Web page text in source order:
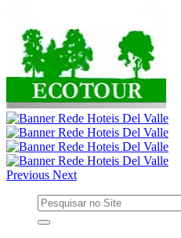
Previous Next